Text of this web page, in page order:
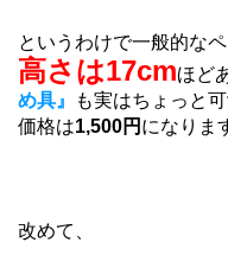
というわけで一般的な
高さは17cmほど
め具』
も実はちょっと
価格は1,500円 になりま
改めて、